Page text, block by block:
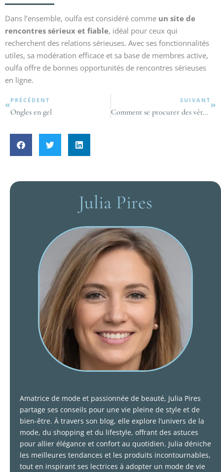
Dans l’ensemble, oulfa est considéré comme un site de
rencontres sérieux et fiable, idéal pour ceux qui
recherchent des relations sérieuses. Avec ses fonctionnalités
utiles, sa modération efficace et sa base de membres active,
oulfa offre de bonnes opportunités de rencontres sérieuses
en ligne.
PRÉCÉDENT
Ongles en gel
SUIVANT
Comment se procurer des vêtements de luxe sans se ruiner ?
Julia Pires
Amatrice de mode et passionnée de beauté, Julia Pires
partage ses conseils pour une vie pleine de style et de
bien-être. À travers son blog, elle explore l’univers de la
mode, du shopping et du lifestyle, offrant des astuces
pour allier élégance et confort au quotidien. Julia déniche
les meilleures tendances et les produits incontournables,
tout en inspirant ses lectrices à adopter un mode de vie